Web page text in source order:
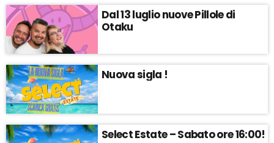
Dal 13 luglio nuove Pillole di
Otaku
Nuova sigla !
Select Estate – Sabato ore 16:00!